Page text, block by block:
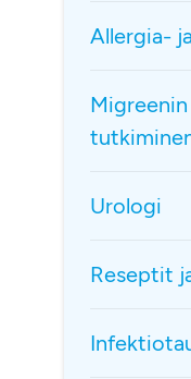
Allergia-
Urologi
Reseptit